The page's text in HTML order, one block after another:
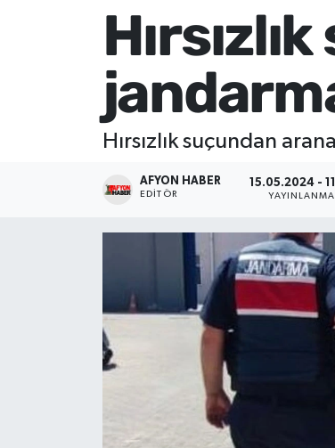
Hırsızlık suçundan
AFYON HABER
EDITÖR
15.05.2024 -
YAYINLANMA
Sivil Toplum